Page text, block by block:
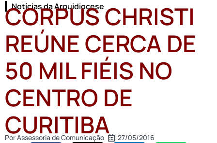
Notícias da Arquidiocese
CORPUS CHRISTI
REÚNE CERCA DE
50 MIL FIÉIS NO
CENTRO DE
CURITIBA
PorAssessoria de Comunicação 27/05/2016